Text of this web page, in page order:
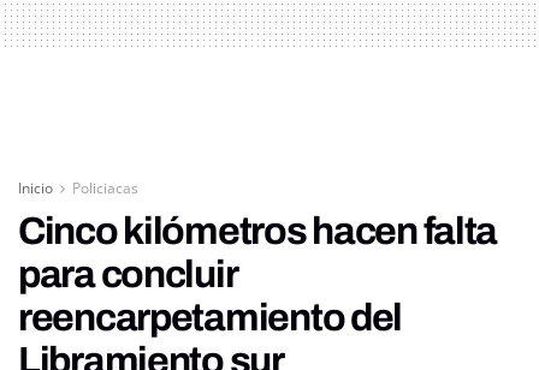
Inicio Policiacas
Cinco kilómetros hacen falta
para concluir
reencarpetamiento del
Libramiento sur